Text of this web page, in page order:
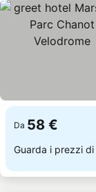
Da 58 €
Guarda i prezzi di